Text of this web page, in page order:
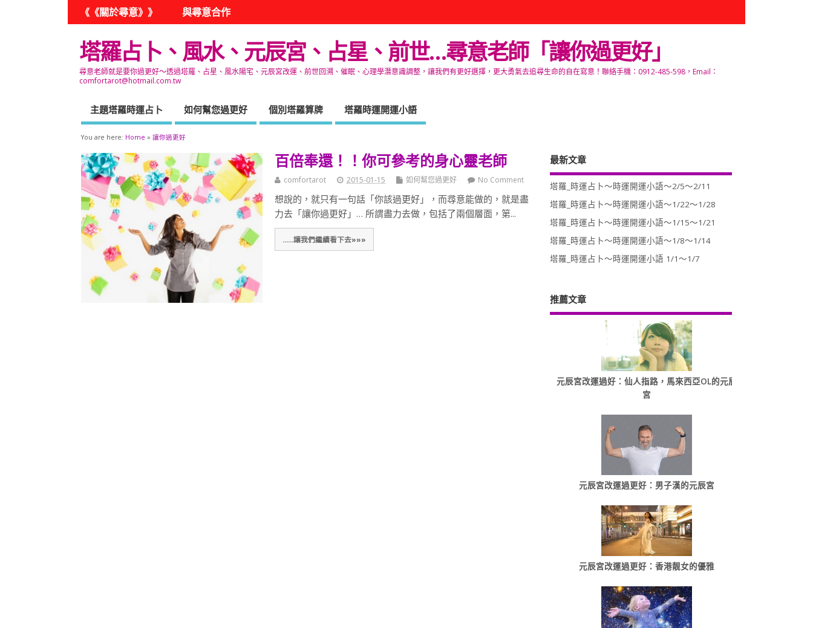
《《關於尋意》》 與尋意合作
塔羅占卜、風水、元辰宮、占星、前世…尋意老師「讓你過更好」
尋意老師就是要你過更好～透過塔羅、占星、風水陽宅、元辰宮改運、前世回溯、催眠、心理學潛意識調整，讓我們有更好選擇，更大勇氣去追尋生命的自在寫意！聯絡手機：0912-485-598，Email：
comfortarot@hotmail.com.tw
主題塔羅時運占卜 如何幫您過更好 個別塔羅算牌 塔羅時運開運小語
You are here: Home »讓你過更好
百倍奉還！！你可參考的身心靈老師
comfortarot 2015-01-15 如何幫您過更好 No Comment
想說的，就只有一句話「你該過更好」，而尋意能做的，就是盡
力去「讓你過更好」… 所謂盡力去做，包括了兩個層面，第...
......讓我們繼續看下去»»»
最新文章
塔羅_時運占卜～時運開運小語～2/5～2/11
塔羅_時運占卜～時運開運小語～1/22～1/28
塔羅_時運占卜～時運開運小語～1/15～1/21
塔羅_時運占卜～時運開運小語～1/8～1/14
塔羅_時運占卜～時運開運小語 1/1～1/7
推薦文章
元辰宮改運過好：仙人指路，馬來西亞OL的元辰
宮
元辰宮改運過更好：男子漢的元辰宮
元辰宮改運過更好：香港靓女的優雅